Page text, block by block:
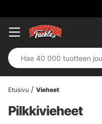
Etusivu Vieheet
Pilkkivieheet